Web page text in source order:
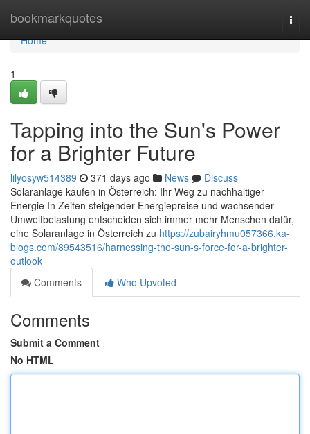
bookmarkquotes
Home
Home
1
Tapping into the Sun's Power
for a Brighter Future
lilyosyw514389 371 days ago News
Discuss
Solaranlage kaufen in Österreich: Ihr Weg zu nachhaltiger
Energie In Zeiten steigender Energiepreise und wachsender
Umweltbelastung entscheiden sich immer mehr Menschen dafür,
eine Solaranlage in Österreich zu https://zubairyhmu057366.ka-
blogs.com/89543516/harnessing-the-sun-s-force-for-a-brighter-
outlook
Comments
Who Upvoted
Comments
Submit a Comment
No HTML